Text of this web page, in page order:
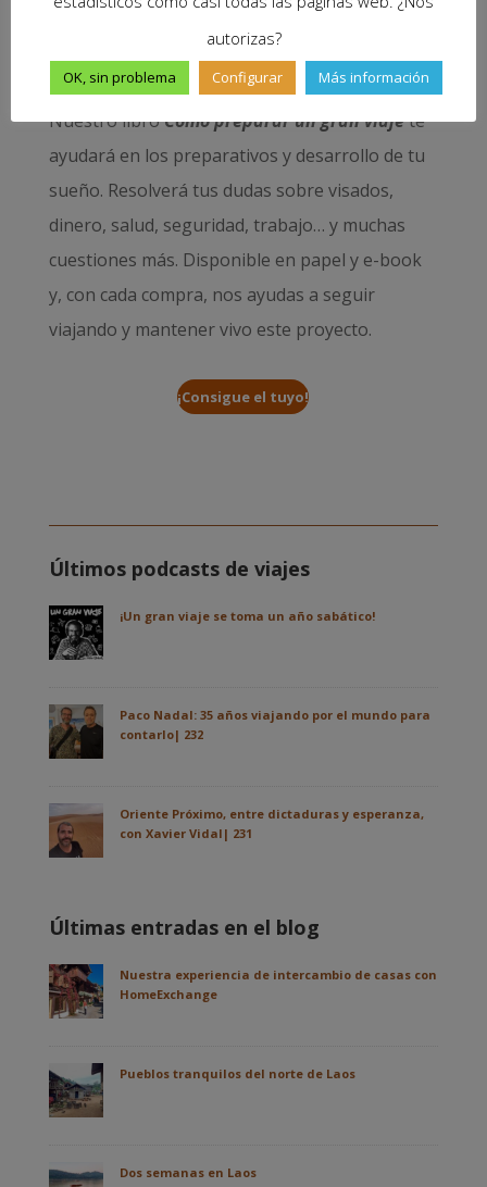
Nuestro libroCómo preparar un gran viajete
ayudará en los preparativos y desarrollo de tu
sueño. Resolverá tus dudas sobre visados,
dinero, salud, seguridad, trabajo… y muchas
cuestiones más. Disponible en papel y e-book
y, con cada compra, nos ayudas a seguir
viajando y mantener vivo este proyecto.
¡Consigue el tuyo!
Últimos podcasts de viajes
¡Un gran viaje se toma un año sabático!
Paco Nadal: 35 años viajando por el mundo para
contarlo| 232
Oriente Próximo, entre dictaduras y esperanza,
con Xavier Vidal| 231
Últimas entradas en el blog
Nuestra experiencia de intercambio de casas con
HomeExchange
Pueblos tranquilos del norte de Laos
Dos semanas en Laos
autorizas?
OK, sin problema Configurar Más información